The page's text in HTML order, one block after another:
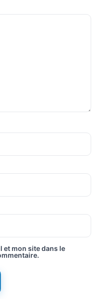
et mon site dans le